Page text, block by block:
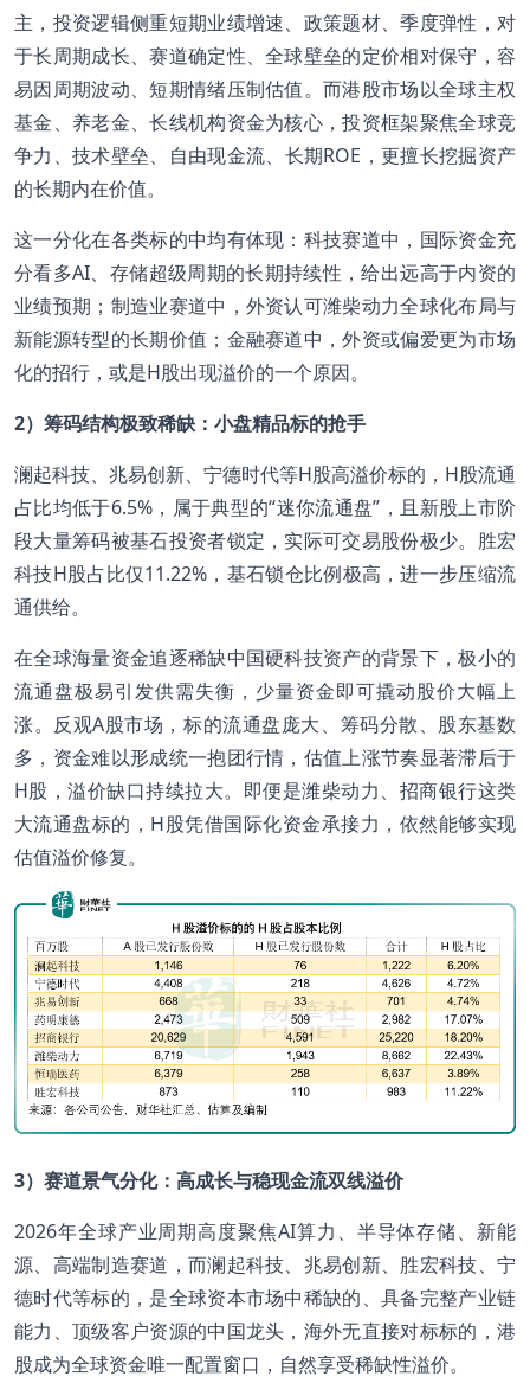
主，投资逻辑侧重短期业绩增速、政策题材、季度弹性，对
于长周期成长、赛道确定性、全球壁垒的定价相对保守，容
易因周期波动、短期情绪压制估值。而港股市场以全球主权
基金、养老金、长线机构资金为核心，投资框架聚焦全球竞
争力、技术壁垒、自由现金流、长期ROE，更擅长挖掘资产
的长期内在价值。
这一分化在各类标的中均有体现：科技赛道中，国际资金充
分看多AI、存储超级周期的长期持续性，给出远高于内资的
业绩预期；制造业赛道中，外资认可潍柴动力全球化布局与
新能源转型的长期价值；金融赛道中，外资或偏爱更为市场
化的招行，或是H股出现溢价的一个原因。
2）筹码结构极致稀缺：小盘精品标的抢手
澜起科技、兆易创新、宁德时代等H股高溢价标的，H股流通
占比均低于6.5%，属于典型的“迷你流通盘”，且新股上市阶
段大量筹码被基石投资者锁定，实际可交易股份极少。胜宏
科技H股占比仅11.22%，基石锁仓比例极高，进一步压缩流
通供给。
在全球海量资金追逐稀缺中国硬科技资产的背景下，极小的
流通盘极易引发供需失衡，少量资金即可撬动股价大幅上
涨。反观A股市场，标的流通盘庞大、筹码分散、股东基数
多，资金难以形成统一抱团行情，估值上涨节奏显著滞后于
H股，溢价缺口持续拉大。即便是潍柴动力、招商银行这类
大流通盘标的，H股凭借国际化资金承接力，依然能够实现
估值溢价修复。
3）赛道景气分化：高成长与稳现金流双线溢价
2026年全球产业周期高度聚焦AI算力、半导体存储、新能
源、高端制造赛道，而澜起科技、兆易创新、胜宏科技、宁
德时代等标的，是全球资本市场中稀缺的、具备完整产业链
能力、顶级客户资源的中国龙头，海外无直接对标标的，港
股成为全球资金唯一配置窗口，自然享受稀缺性溢价。